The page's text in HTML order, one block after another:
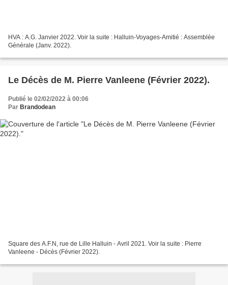
HVA : A.G. Janvier 2022. Voir la suite : Halluin-Voyages-Amitié : Assemblée
Générale (Janv. 2022).
Le Décès de M. Pierre Vanleene (Février 2022).
Publié le 02/02/2022 à 00:06
Par Brandodean
Square des A.F.N, rue de Lille Halluin - Avril 2021. Voir la suite : Pierre
Vanleene - Décès (Février 2022).